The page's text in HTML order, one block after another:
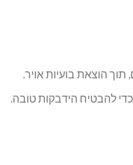
הוצאת בועיות אויר.
להבטיח הידבקות טובה.